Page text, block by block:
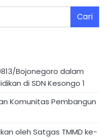
Cari
Bojonegoro dalam
di SDN Kesongo 1
Komunitas Pembangun
oleh Satgas TMMD ke-